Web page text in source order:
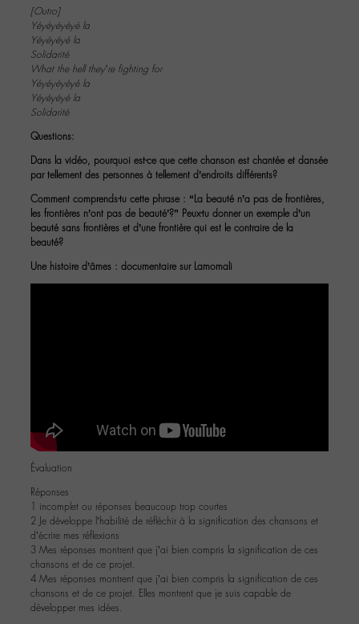
[Outro]
Yéyéyéyéyé la
Yéyéyéyé la
Solidarité
What the hell they’re fighting for
Yéyéyéyéyé la
Yéyéyéyé la
Solidarité
Questions:
Dans la vidéo, pourquoi est-ce que cette chanson est chantée et dansée
par tellement des personnes à tellement d’endroits différents?
Comment comprends-tu cette phrase : “La beauté n’a pas de frontières,
les frontières n’ont pas de beauté’?” Peux-tu donner un exemple d’un
beauté sans frontières et d’une frontière qui est le contraire de la
beauté?
Une histoire d’âmes : documentaire sur Lamomali
Évaluation
Réponses
1 incomplet ou réponses beaucoup trop courtes
2 Je développe l’habilité de réfléchir à la signification des chansons et
d’écrire mes réflexions
3 Mes réponses montrent que j’ai bien compris la signification de ces
chansons et de ce projet.
4 Mes réponses montrent que j’ai bien compris la signification de ces
chansons et de ce projet. Elles montrent que je suis capable de
développer mes idées.